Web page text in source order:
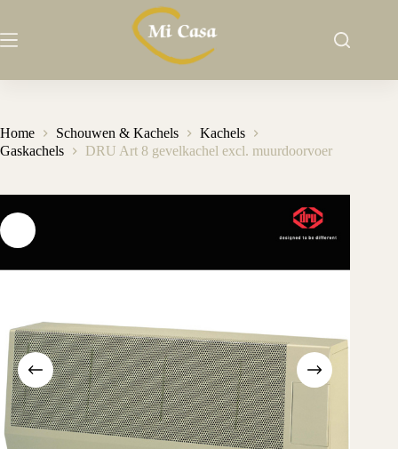
de
Home Schouwen & Kachels
Kachels
Gaskachels
DRU Art 8 gevelkachel excl. muurdoorvoer